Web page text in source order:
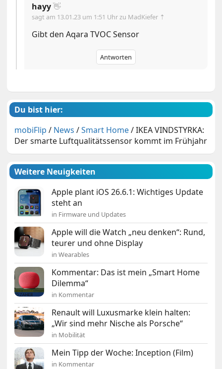
hayy👋
sagt am 13.01.23 um 1:51 Uhrzu MadKiefer ⇡
Gibt den Aqara TVOC Sensor
Antworten
Du bist hier:
mobiFlip / News /Smart Home/IKEA VINDSTYRKA:
Der smarte Luftqualitätssensor kommt im Frühjahr
Weitere Neuigkeiten
Apple plant iOS 26.6.1: Wichtiges Update
steht an
in Firmware und Updates
Apple will die Watch „neu denken“: Rund,
teurer und ohne Display
in Wearables
Kommentar: Das ist mein „Smart Home
Dilemma“
in Kommentar
Renault will Luxusmarke klein halten:
„Wir sind mehr Nische als Porsche“
in Mobilität
Mein Tipp der Woche: Inception (Film)
in Kommentar